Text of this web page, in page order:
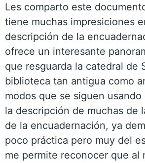
Les comparto este
tiene muchas impresiciones
descripción de la
ofrece un interesante
que resguarda la catedral de
biblioteca tan antigua como
modos que se siguen usando
la descripción de muchas de
de la encuadernación, ya
poco práctica pero muy del
me permite reconocer que al